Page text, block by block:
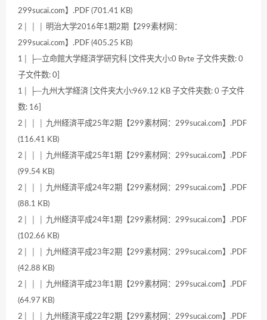
299sucai.com】.PDF (701.41 KB)
2│ │ │ 明治大学2016年1期2期【299素材网：
299sucai.com】.PDF (405.25 KB)
1│ ├─立命館大学経済学研究科 [文件夹大小:0 Byte 子文件夹数: 0
子文件数: 0]
1│ ├─九州大学経済 [文件夹大小:969.12 KB 子文件夹数: 0 子文件
数: 16]
2│ │ │ 九州経済平成25年2期【299素材网：299sucai.com】.PDF
(116.41 KB)
2│ │ │ 九州経済平成25年1期【299素材网：299sucai.com】.PDF
(99.54 KB)
2│ │ │ 九州経済平成24年2期【299素材网：299sucai.com】.PDF
(88.1 KB)
2│ │ │ 九州経済平成24年1期【299素材网：299sucai.com】.PDF
(102.66 KB)
2│ │ │ 九州経済平成23年2期【299素材网：299sucai.com】.PDF
(42.88 KB)
2│ │ │ 九州経済平成23年1期【299素材网：299sucai.com】.PDF
(64.97 KB)
2│ │ │ 九州経済平成22年2期【299素材网：299sucai.com】.PDF